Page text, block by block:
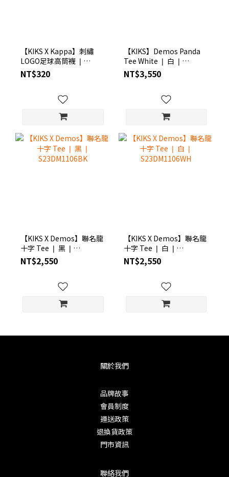
【KIKS X Kappa】刺繡
LOGO足球高筒襪 ❘
S6KP3201
NT$320
【KIKS】Demos Panda
Tee White ❘ 白 ❘
S23DM1105WH
NT$3,550
【KIKS X Demos】聯名龍
十字 Tee ❘ 黑 ❘
S23DM1106BK
NT$2,550
【KIKS X Demos】聯名龍
十字 Tee ❘ 白 ❘
S23DM1106WH
NT$2,550
關於我們
品牌故事
會員制度
運送政策
退換貨政策
門市資訊
聯絡我們